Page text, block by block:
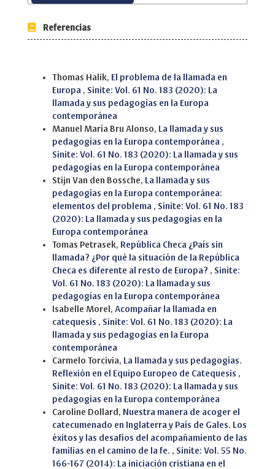
Referencias
Thomas Halik, El problema de la llamada en
Europa , Sinite: Vol. 61 No. 183 (2020): La
llamada y sus pedagogías en la Europa
contemporánea
Manuel María Bru Alonso, La llamada y sus
pedagogías en la Europa contemporánea ,
Sinite: Vol. 61 No. 183 (2020): La llamada y sus
pedagogías en la Europa contemporánea
Stijn Van den Bossche, La llamada y sus
pedagogías en la Europa contemporánea:
elementos del problema , Sinite: Vol. 61 No. 183
(2020): La llamada y sus pedagogías en la
Europa contemporánea
Tomas Petrasek, República Checa ¿País sin
llamada? ¿Por qué la situación de la República
Checa es diferente al resto de Europa? , Sinite:
Vol. 61 No. 183 (2020): La llamada y sus
pedagogías en la Europa contemporánea
Isabelle Morel, Acompañar la llamada en
catequesis , Sinite: Vol. 61 No. 183 (2020): La
llamada y sus pedagogías en la Europa
contemporánea
Carmelo Torcivia, La llamada y sus pedagogías.
Reflexión en el Equipo Europeo de Catequesis ,
Sinite: Vol. 61 No. 183 (2020): La llamada y sus
pedagogías en la Europa contemporánea
Caroline Dollard, Nuestra manera de acoger el
catecumenado en Inglaterra y País de Gales. Los
éxitos y las desafíos del acompañamiento de las
familias en el camino de la fe. , Sinite: Vol. 55 No.
166-167 (2014): La iniciación cristiana en el